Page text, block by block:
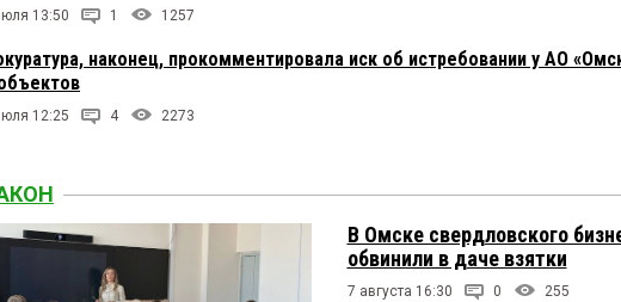
13:50 1 1257
наконец, прокомментировала иск об истребовании у АО
12:25 4 2273
В Омске свердловского
обвинили в даче взятки
7 августа 16:30 0 255